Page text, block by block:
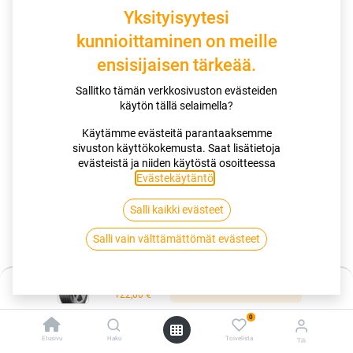
122,00€
Etusivu Haku
0
Toivelista Tili
Miksi valita tämä rengas
Nauti ylivoimaisesta kilometrisuoritteesta upouuden
YellowChili-seoksemme ansiosta.
Koe vakuuttava märkäsuorituskyky ja alhainen melutaso.
165/65R15 81T CONTINENTAL
Yksityisyytesi
kunnioittaminen on meille
ensisijaisen tärkeää.
Sallitko tämän verkkosivuston evästeiden
käytön tällä selaimella?
Käytämme evästeitä parantaaksemme
sivuston käyttökokemusta. Saat lisätietoja
evästeistä ja niiden käytöstä osoitteessa
Evästekäytäntö
Salli kaikki evästeet
Salli vain välttämättömät evästeet